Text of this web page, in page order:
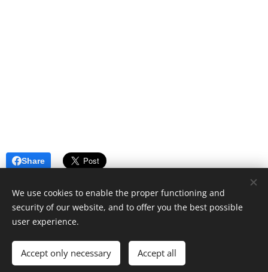
Share
Created by the
Languages
Čeština
American English
We use cookies to enable the proper functioning and
security of our website, and to offer you the best possible
user experience.
Accept only necessary Accept all